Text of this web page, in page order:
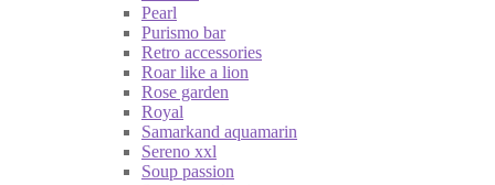
Pearl
Purismo bar
Retro accessories
Roar like a lion
Rose garden
Royal
Samarkand aquamarin
Sereno xxl
Soup passion